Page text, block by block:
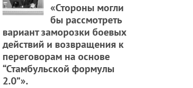
«Стороны могли
бы рассмотреть
вариант заморозки боевых
действий и возвращения к
переговорам на основе
“Стамбульской формулы
2.0”».